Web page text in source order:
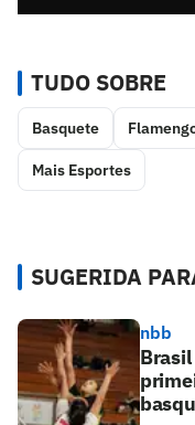
TUDO SOBRE
Basquete
Mais Esportes
SUGERIDA
nbb